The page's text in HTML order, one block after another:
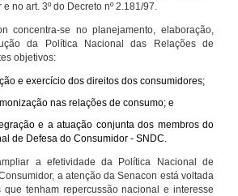
no art. 3º do Decreto nº 2.181/97.
concentra-se no planejamento, elaboração,
da Política Nacional das Relações de
objetivos:
e exercício dos direitos dos consumidores;
nas relações de consumo; e
e a atuação conjunta dos membros do
de Defesa do Consumidor - SNDC.
a efetividade da Política Nacional de
a atenção da Senacon está voltada
tenham repercussão nacional e interesse